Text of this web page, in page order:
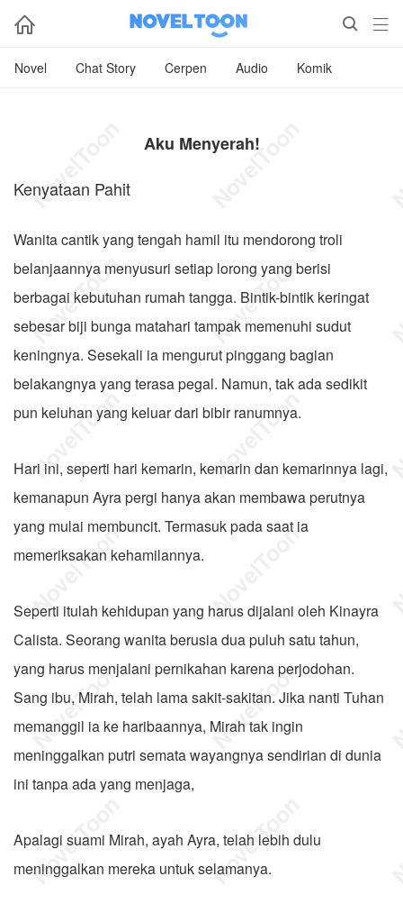
  
Novel Chat Story Cerpen Audio Komik
Aku Menyerah!
Kenyataan Pahit
Wanita cantik yang tengah hamil itu mendorong troli
belanjaannya menyusuri setiap lorong yang berisi
berbagai kebutuhan rumah tangga. Bintik-bintik keringat
sebesar biji bunga matahari tampak memenuhi sudut
keningnya. Sesekali ia mengurut pinggang bagian
belakangnya yang terasa pegal. Namun, tak ada sedikit
pun keluhan yang keluar dari bibir ranumnya.
Hari ini, seperti hari kemarin, kemarin dan kemarinnya lagi,
kemanapun Ayra pergi hanya akan membawa perutnya
yang mulai membuncit. Termasuk pada saat ia
memeriksakan kehamilannya.
Seperti itulah kehidupan yang harus dijalani oleh Kinayra
Calista. Seorang wanita berusia dua puluh satu tahun,
yang harus menjalani pernikahan karena perjodohan.
Sang ibu, Mirah, telah lama sakit-sakitan. Jika nanti Tuhan
memanggil ia ke haribaannya, Mirah tak ingin
meninggalkan putri semata wayangnya sendirian di dunia
ini tanpa ada yang menjaga,
Apalagi suami Mirah, ayah Ayra, telah lebih dulu
meninggalkan mereka untuk selamanya.